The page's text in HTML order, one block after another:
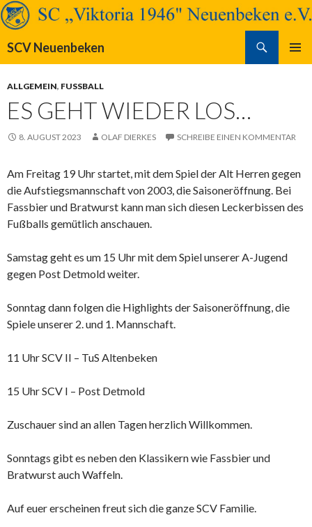
SCV Neuenbeken
INHALT
ALLGEMEIN, FUSSBALL
ES GEHT WIEDER LOS…
8. AUGUST 2023 OLAF DIERKES SCHREIBE EINEN KOMMENTAR
Am Freitag 19 Uhr startet, mit dem Spiel der Alt Herren gegen
die Aufstiegsmannschaft von 2003, die Saisoneröffnung. Bei
Fassbier und Bratwurst kann man sich diesen Leckerbissen des
Fußballs gemütlich anschauen.
Samstag geht es um 15 Uhr mit dem Spiel unserer A-Jugend
gegen Post Detmold weiter.
Sonntag dann folgen die Highlights der Saisoneröffnung, die
Spiele unserer 2. und 1. Mannschaft.
11 Uhr SCV II – TuS Altenbeken
15 Uhr SCV I – Post Detmold
Zuschauer sind an allen Tagen herzlich Willkommen.
Sonntags gibt es neben den Klassikern wie Fassbier und
Bratwurst auch Waffeln.
Auf euer erscheinen freut sich die ganze SCV Familie.